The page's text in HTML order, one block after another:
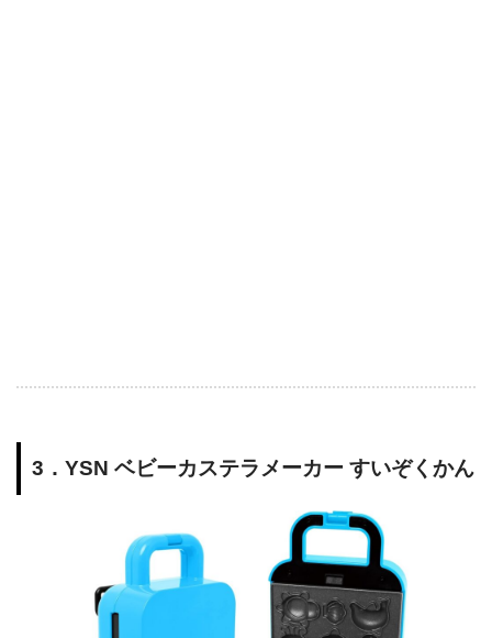
3．YSN ベビーカステラメーカー すいぞくかん